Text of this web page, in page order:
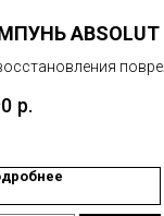
ABSOLUT
р.